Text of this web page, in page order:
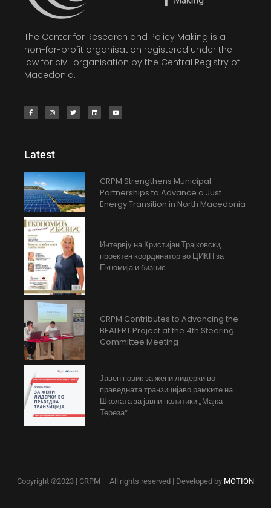
The Center for Research and Policy Making is a
non-for-profit organisation registered under the
law for civil organisation by the Central Registry of
Macedonia.
Latest
CRPM Strengthens Municipal
Partnerships to Advance a Just
Energy Transition in North Macedonia
Интервју на Кристијан Трајковски,
проектен координатор во ЦИКП за
Екномија и бизнис
CRPM Contributes to Advancing the
BEALERT Project at the 4th Steering
Committee Meeting
Јавен повик за жени лидерки во
праведната транзицијаво рамките на
Школата за јавни политики „Мајка
Тереза“
Copyright ©2023 | CRPM – All rights reserved | Developed by MOTION